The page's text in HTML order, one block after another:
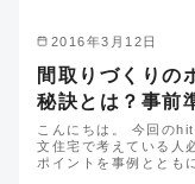
2016年3月12日
間取りづくりの
秘訣とは？事前
こんにちは。 今回の
文住宅で考えている人
ポイントを事例ととも